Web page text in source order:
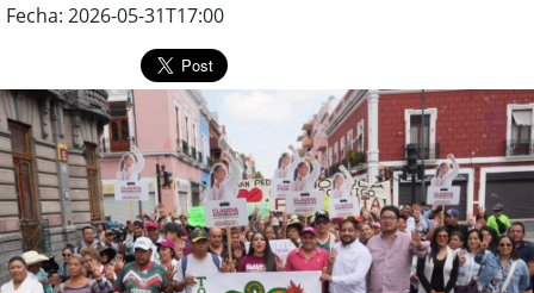
Fecha: 2026-05-31T17:00